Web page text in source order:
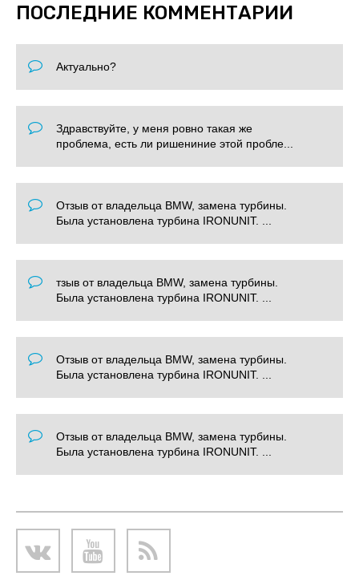
ПОСЛЕДНИЕ КОММЕНТАРИИ
Актуально?
Здравствуйте, у меня ровно такая же
проблема, есть ли ришениние этой пробле...
Отзыв от владельца BMW, замена турбины.
Была установлена турбина IRONUNIT. ...
тзыв от владельца BMW, замена турбины.
Была установлена турбина IRONUNIT. ...
Отзыв от владельца BMW, замена турбины.
Была установлена турбина IRONUNIT. ...
Отзыв от владельца BMW, замена турбины.
Была установлена турбина IRONUNIT. ...